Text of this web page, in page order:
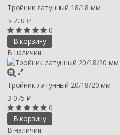
Тройник латунный 18/18 мм
5 200 ₽
0
В корзину
В наличии
Тройник латунный 20/18/20 мм
3 075 ₽
0
В корзину
В наличии